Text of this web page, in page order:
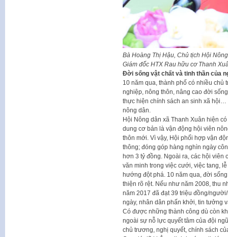
Bà Hoàng Thị Hậu, Chủ tịch Hội
Giám đốc HTX Rau hữu cơ Thanh
Đời sống vật chất và tinh thần của
10 năm qua, thành phố có nhiều chủ
nghiệp, nông thôn, nâng cao đời
thực hiện chính sách an sinh xã
nông dân.
Hội Nông dân xã Thanh Xuân hiện
dung cơ bản là vận động hội viên
thôn mới. Vì vậy, Hội phối hợp vận
thông; đóng góp hàng nghìn ngày
hơn 3 tỷ đồng. Ngoài ra, các hội viên
văn minh trong việc cưới, việc tang,
hướng đột phá. 10 năm qua, đời
thiện rõ rệt. Nếu như năm 2008, thu
năm 2017 đã đạt 39 triệu đồng/
ngày, nhân dân phấn khởi, tin tưởng
Có được những thành công dù còn
ngoài sự nỗ lực quyết tâm của đội
chủ trương, nghị quyết, chính sách